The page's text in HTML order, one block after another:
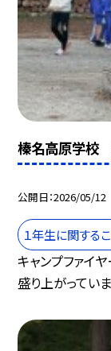
榛名高原学校
公開日 2026/05/12
１年生に関する
キャンプファイ
盛り上がっていま